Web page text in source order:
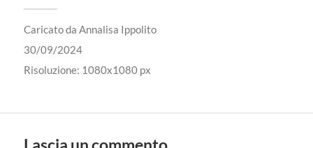
Caricato da Annalisa Ippolito
30/09/2024
Risoluzione: 1080x1080 px